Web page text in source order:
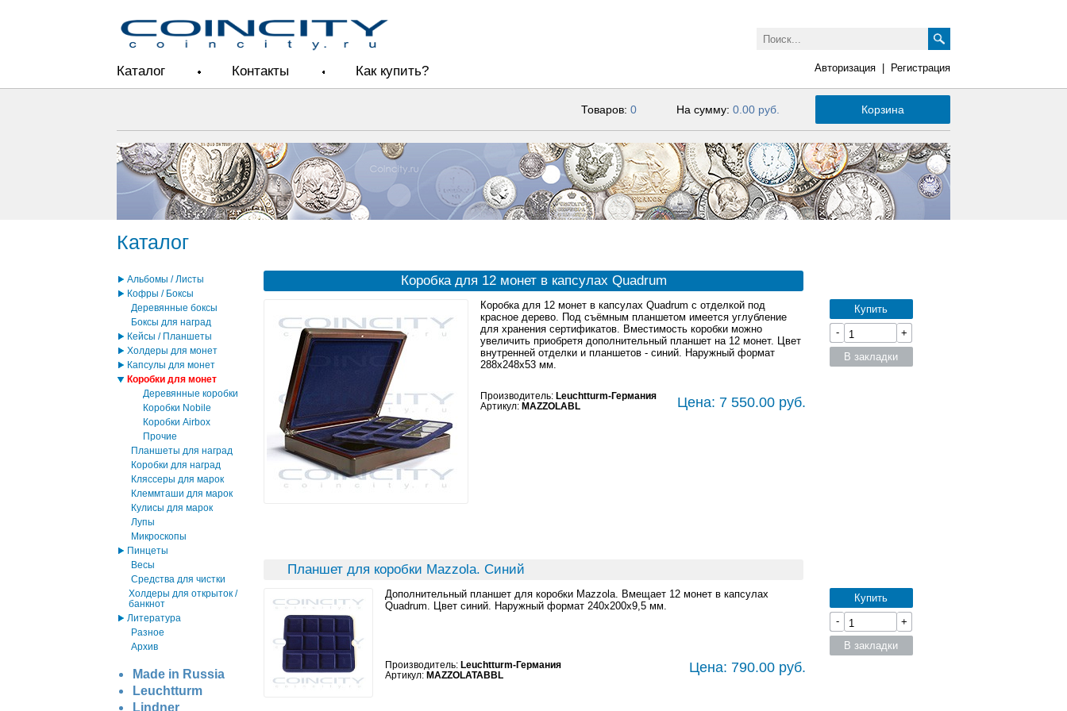
Каталог Контакты Как купить? Авторизация Регистрация
Товаров: 0 На сумму: 0.00 руб. Корзина
Каталог
Альбомы / Листы
Кофры / Боксы
Деревянные боксы
Боксы для наград
Кейсы / Планшеты
Холдеры для монет
Капсулы для монет
Коробки для монет
Деревянные коробки
Коробки Nobile
Коробки Airbox
Прочие
Планшеты для наград
Коробки для наград
Кляссеры для марок
Клеммташи для марок
Кулисы для марок
Лупы
Микроскопы
Пинцеты
Весы
Средства для чистки
Холдеры для открыток /
банкнот
Литература
Разное
Архив
Made in Russia
Leuchtturm
Lindner
Коробка для 12 монет в капсулах Quadrum
Коробка для 12 монет в капсулах Quadrum с отделкой под
красное дерево. Под съёмным планшетом имеется углубление
для хранения сертификатов. Вместимость коробки можно
увеличить приобретя дополнительный планшет на 12 монет. Цвет
внутренней отделки и планшетов - синий. Наружный формат
288x248x53 мм.
Производитель: Leuchtturm-Германия
Артикул: MAZZOLABL Цена: 7 550.00 руб.
Купить
-
+
В закладки
Планшет для коробки Mazzola. Синий
Дополнительный планшет для коробки Mazzola. Вмещает 12 монет в капсулах
Quadrum. Цвет синий. Наружный формат 240x200x9,5 мм.
Производитель: Leuchtturm-Германия
Артикул: MAZZOLATABBL Цена: 790.00 руб.
Купить
-
+
В закладки